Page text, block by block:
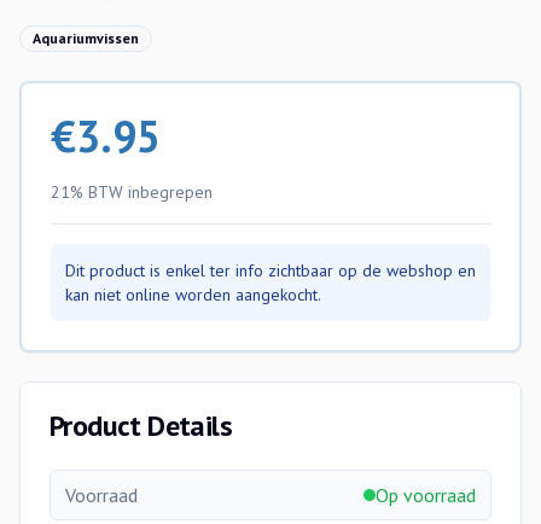
Aquariumvissen
€3.95
21% BTW inbegrepen
Dit product is enkel ter info zichtbaar op de webshop en
kan niet online worden aangekocht.
Product Details
Voorraad Op voorraad